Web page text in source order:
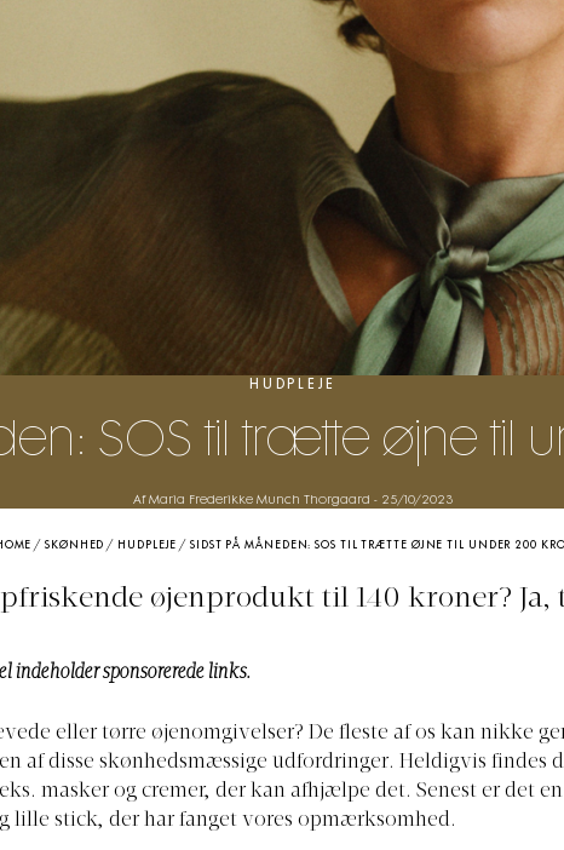
HUDPLEJE
SOS til trætte øjne til
Af Maria Frederikke Munch Thorgaard - 25/10/2023
/SKØNHED / HUDPLEJE /SIDST PÅ MÅNEDEN: SOS TIL TRÆTTE ØJNE TIL UNDER 200
øjenprodukt til 140 kroner? Ja,
indeholder sponsorerede links.
eller tørre øjenomgivelser? De fleste af os kan nikke
af disse skønhedsmæssige udfordringer. Heldigvis findes
masker og cremer, der kan afhjælpe det. Senest er det
lille stick, der har fanget vores opmærksomhed.